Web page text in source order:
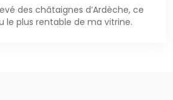
des châtaignes d’Ardèche, ce
le plus rentable de ma vitrine.